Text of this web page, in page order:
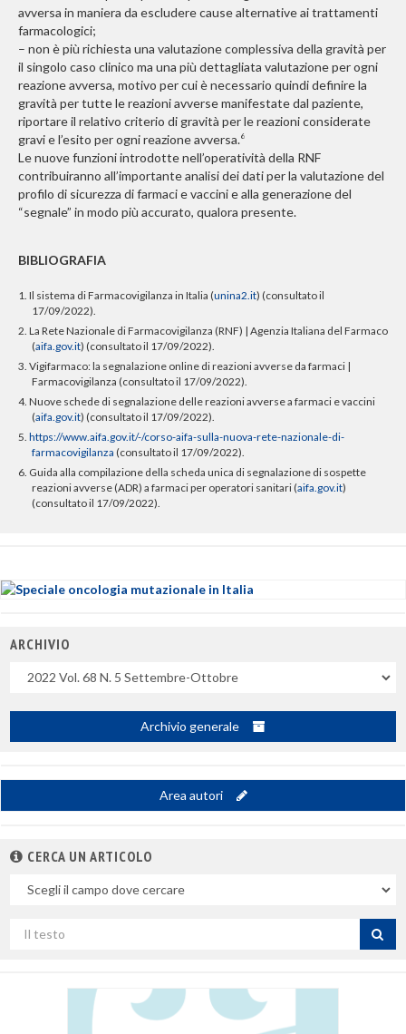
avversa in maniera da escludere cause alternative ai trattamenti
farmacologici;
– non è più richiesta una valutazione complessiva della gravità per
il singolo caso clinico ma una più dettagliata valutazione per ogni
reazione avversa, motivo per cui è necessario quindi definire la
gravità per tutte le reazioni avverse manifestate dal paziente,
riportare il relativo criterio di gravità per le reazioni considerate
gravi e l’esito per ogni reazione avversa.6
Le nuove funzioni introdotte nell’operatività della RNF
contribuiranno all’importante analisi dei dati per la valutazione del
profilo di sicurezza di farmaci e vaccini e alla generazione del
“segnale” in modo più accurato, qualora presente.
BIBLIOGRAFIA
1. Il sistema di Farmacovigilanza in Italia (unina2.it) (consultato il
17/09/2022).
2. La Rete Nazionale di Farmacovigilanza (RNF) | Agenzia Italiana del Farmaco
(aifa.gov.it) (consultato il 17/09/2022).
3. Vigifarmaco: la segnalazione online di reazioni avverse da farmaci |
Farmacovigilanza (consultato il 17/09/2022).
4. Nuove schede di segnalazione delle reazioni avverse a farmaci e vaccini
(aifa.gov.it) (consultato il 17/09/2022).
5. https://www.aifa.gov.it/-/corso-aifa-sulla-nuova-rete-nazionale-di-
farmacovigilanza (consultato il 17/09/2022).
6. Guida alla compilazione della scheda unica di segnalazione di sospette
reazioni avverse (ADR) a farmaci per operatori sanitari (aifa.gov.it)
(consultato il 17/09/2022).
ARCHIVIO
Uscite
Archivio generale
Area autori
CERCA UN ARTICOLO
Nel
Cerca